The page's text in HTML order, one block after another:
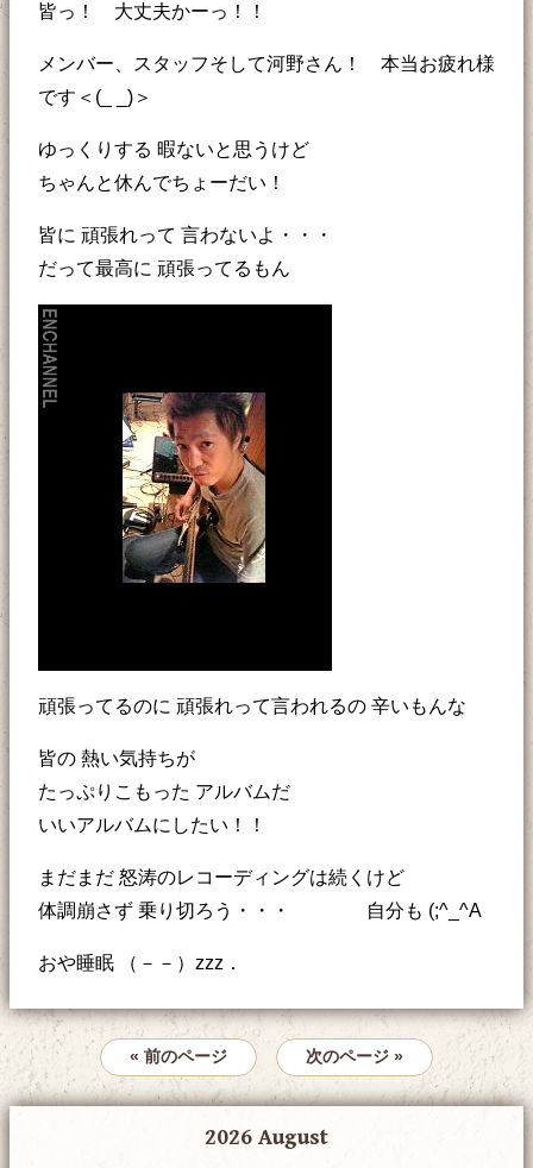
皆っ！ 大丈夫かーっ！！
メンバー、スタッフそして河野さん！ 本当お疲れ様
です＜(_ _)＞
ゆっくりする 暇ないと思うけど
ちゃんと休んでちょーだい！
皆に 頑張れって 言わないよ・・・
だって最高に 頑張ってるもん
頑張ってるのに 頑張れって言われるの 辛いもんな
皆の 熱い気持ちが
たっぷりこもった アルバムだ
いいアルバムにしたい！！
まだまだ 怒涛のレコーディングは続くけど
体調崩さず 乗り切ろう・・・ 自分も (;^_^A
おや睡眠 （－－）zzz．
« 前のページ 次のページ »
2026 August